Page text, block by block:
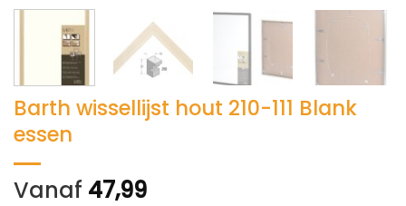
Barth wissellijst hout 210-111 Blank
essen
Vanaf 47,99